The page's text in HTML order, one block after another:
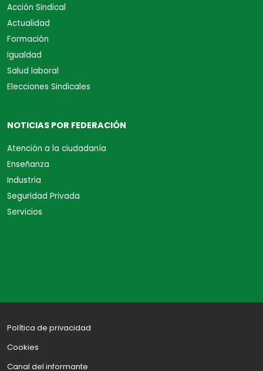
Acción Sindical
Actualidad
Formación
Igualdad
Salud laboral
Elecciones Sindicales
NOTICIAS POR FEDERACIÓN
Atención a la ciudadanía
Enseñanza
Industria
Seguridad Privada
Servicios
Política de privacidad
Cookies
Canal del informante